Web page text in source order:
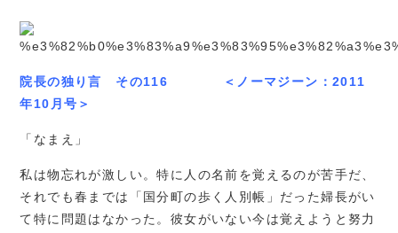
院長の独り言 その116 ＜ノーマジーン：2011
年10月号＞
「なまえ」
私は物忘れが激しい。特に人の名前を覚えるのが苦手だ、
それでも春までは「国分町の歩く人別帳」だった婦長がい
て特に問題はなかった。彼女がいない今は覚えようと努力